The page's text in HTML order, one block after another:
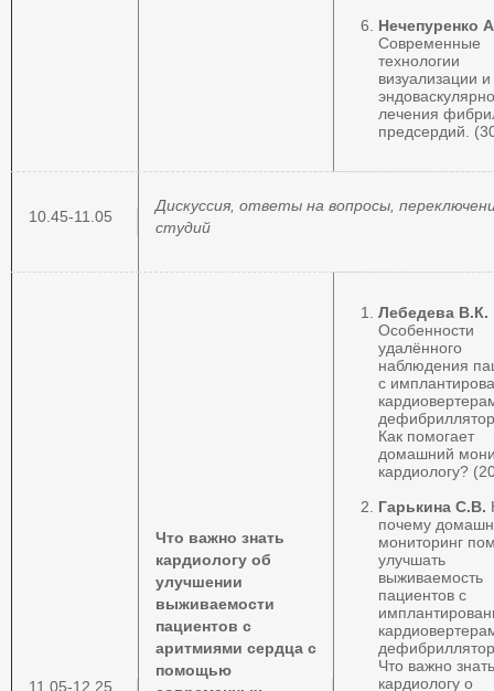
Нечепуренко
Современные
технологии
визуализации и
лечения
предсердий.
10.45-11.05
Дискуссия, ответы на вопросы,
студий
11.05-12.25
Что важно знать
кардиологу об
улучшении
выживаемости
пациентов с
аритмиями сердца с
помощью
Лебедева В.К.
Особенности
удалённого
наблюдения
с
Как помогает
домашний
кардиологу?
Гарькина С.В.
почему
мониторинг
улучшать
выживаемость
пациентов с
Что важно знать
кардиологу о